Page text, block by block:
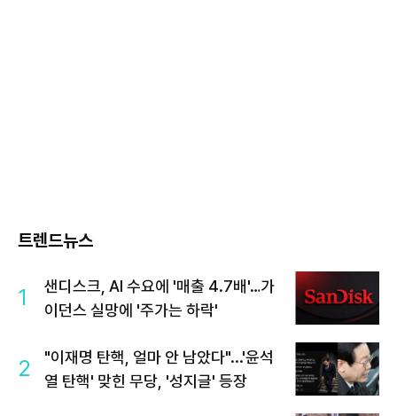
트렌드뉴스
1
샌디스크, AI 수요에 '매출 4.7배'…가
이던스 실망에 '주가는 하락'
2
"이재명 탄핵, 얼마 안 남았다"...'윤석
열 탄핵' 맞힌 무당, '성지글' 등장